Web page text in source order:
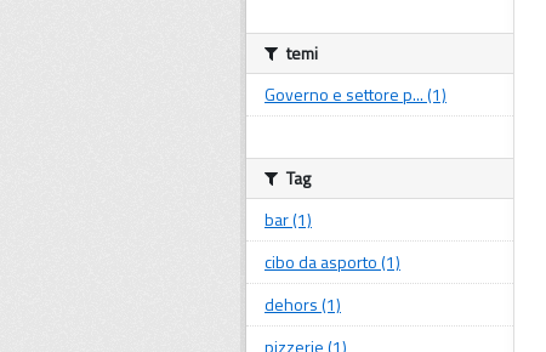
temi
Governo e settore p... (1)
Tag
bar (1)
cibo da asporto (1)
dehors (1)
pizzerie (1)